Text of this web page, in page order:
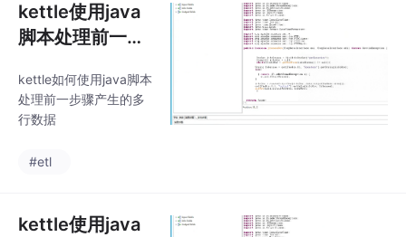
kettle使用java
脚本处理前一步
据 findInfoRow
Set info_strea
kettle如何使用java脚本
处理前一步骤产生的多
行数据
#etl
kettle使用java